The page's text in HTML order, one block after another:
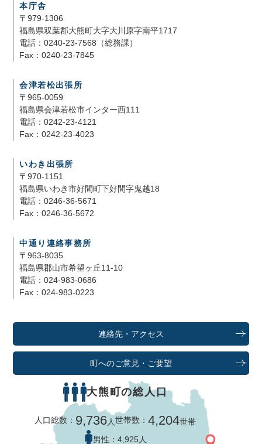
本庁舎
〒979-1306
福島県双葉郡大熊町大字大川原字南平1717
電話：0240-23-7568（総務課）
Fax：0240-23-7845
会津若松出張所
〒965-0059
福島県会津若松市インター西111
電話：0242-23-4121
Fax：0242-23-4023
いわき出張所
〒970-1151
福島県いわき市好間町下好間字鬼越18
電話：0246-36-5671
Fax：0246-36-5672
中通り連絡事務所
〒963-8035
福島県郡山市希望ヶ丘11-10
電話：024-983-0686
Fax：024-983-0223
連絡先・アクセス
町へのご意見・ご要望
大熊町の総人口
人口総数： 9,736人世帯数：4,204世帯
男性： 4,925人